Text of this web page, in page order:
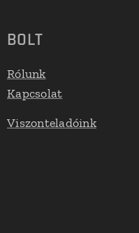
BOLT
Rólunk
Kapcsolat
Viszonteladóink